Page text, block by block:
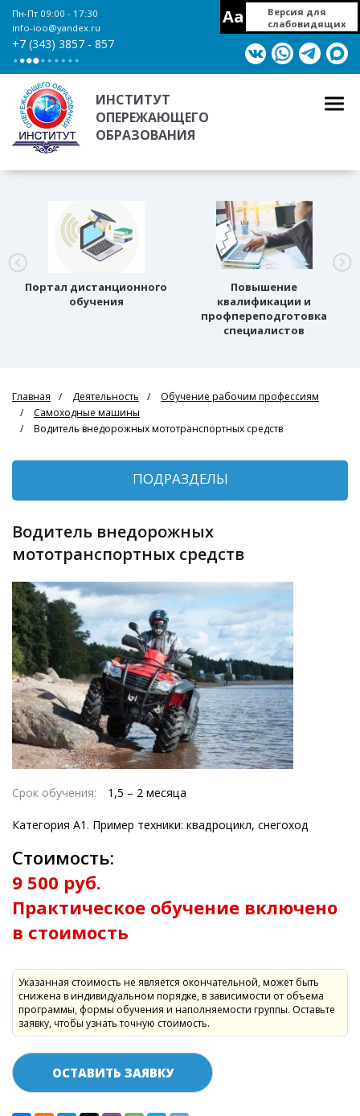
Пн-Пт 09:00 - 17:30
info-ioo@yandex.ru
+7 (343) 3857 - 857
Aa
Версия для
слабовидящих
ИНСТИТУТ
ОПЕРЕЖАЮЩЕГО
ОБРАЗОВАНИЯ
Портал дистанционного
обучения
Повышение
квалификации и
профпереподготовка
специалистов
Главная Деятельность
Обучение рабочим профессиям
Самоходные машины
Водитель внедорожных мототранспортных средств
ПОДРАЗДЕЛЫ
Водитель внедорожных
мототранспортных средств
Срок обучения: 1,5 – 2 месяца
Категория А1. Пример техники: квадроцикл, снегоход
Стоимость:
9 500 руб.
Практическое обучение включено
в стоимость
Указанная стоимость не является окончательной, может быть
снижена в индивидуальном порядке, в зависимости от объема
программы, формы обучения и наполняемости группы. Оставьте
заявку, чтобы узнать точную стоимость.
ОСТАВИТЬ ЗАЯВКУ